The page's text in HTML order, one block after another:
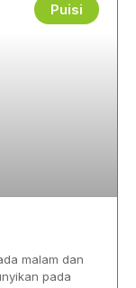
Puisi
malam dan
pada